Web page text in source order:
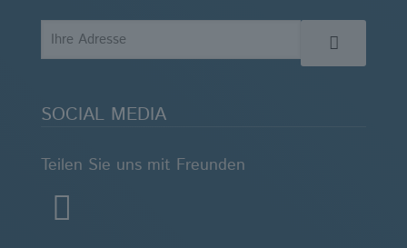
SOCIAL MEDIA
Teilen Sie uns mit Freunden